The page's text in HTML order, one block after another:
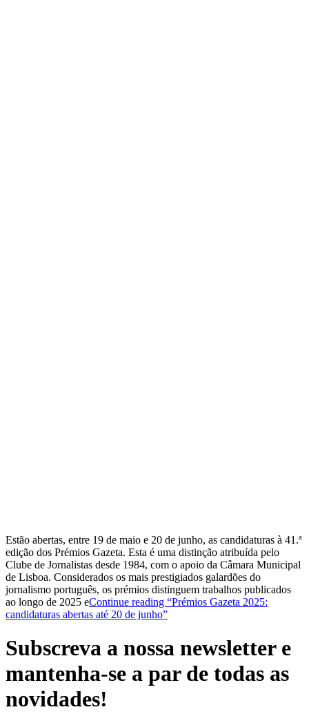
Estão abertas, entre 19 de maio e 20 de junho, as candidaturas à 41.ª
edição dos Prémios Gazeta. Esta é uma distinção atribuída pelo
Clube de Jornalistas desde 1984, com o apoio da Câmara Municipal
de Lisboa. Considerados os mais prestigiados galardões do
jornalismo português, os prémios distinguem trabalhos publicados
ao longo de 2025 eContinue reading “Prémios Gazeta 2025:
candidaturas abertas até 20 de junho”
Subscreva a nossa newsletter e
mantenha-se a par de todas as
novidades!